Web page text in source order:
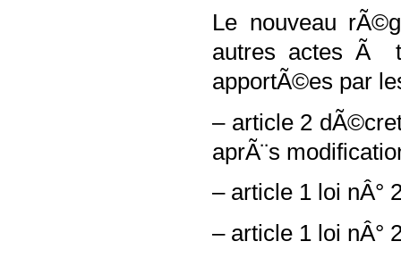
Le nouveau
autres actes Ã
apportÃ©es par
– article 2
aprÃ¨s
– article 1 loi nÂ°
– article 1 loi nÂ°